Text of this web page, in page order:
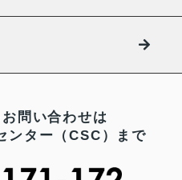
問い合わせは
ンター（CSC）まで